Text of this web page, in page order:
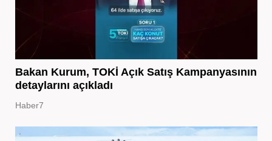
Bakan Kurum, TOKİ Açık Satış Kampanyasının
detaylarını açıkladı
Haber7